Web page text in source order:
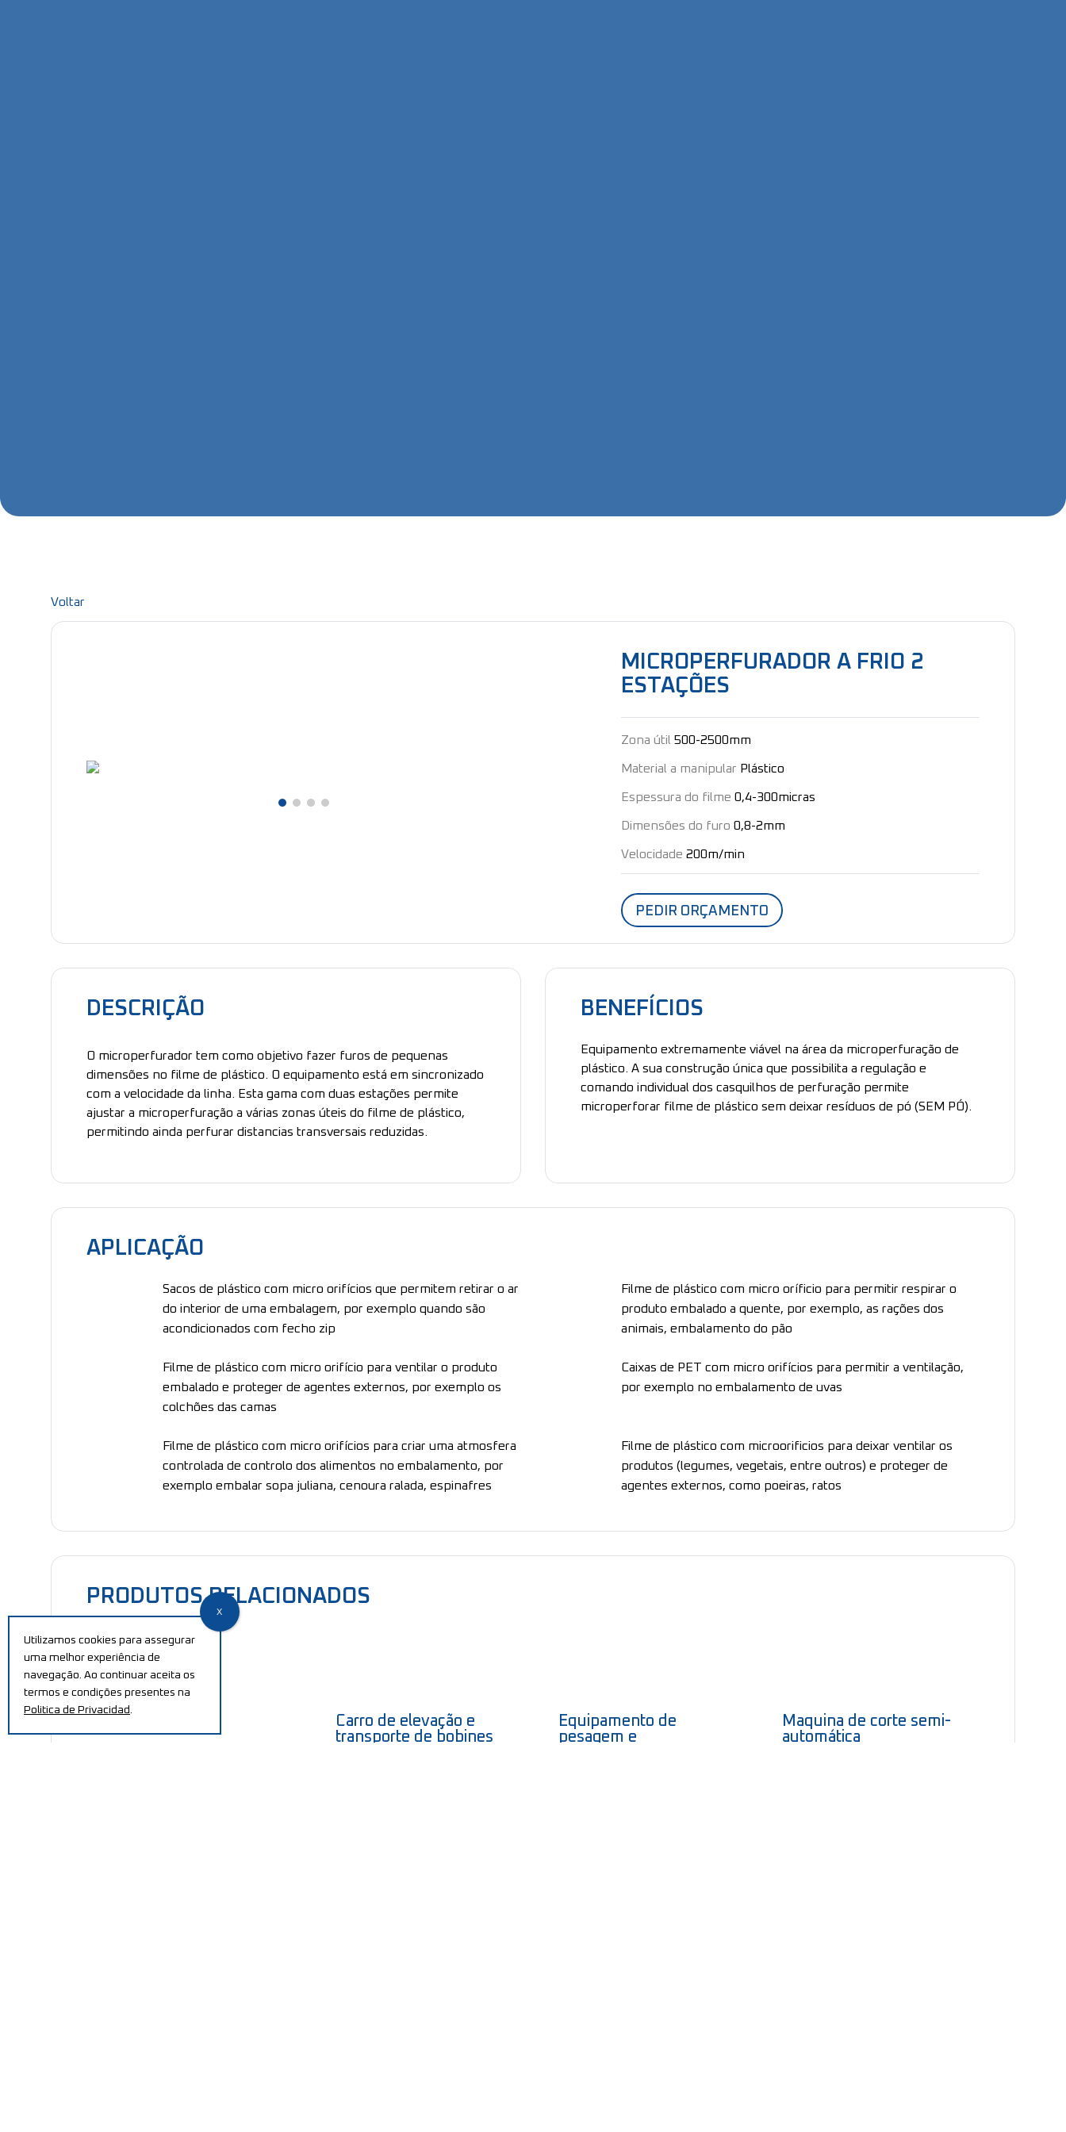
Voltar
MICROPERFURADOR A FRIO 2
ESTAÇÕES
Zona útil 500-2500mm
Material a manipular Plástico
Espessura do filme 0,4-300micras
Dimensões do furo 0,8-2mm
Velocidade 200m/min
PEDIR ORÇAMENTO
DESCRIÇÃO
O microperfurador tem como objetivo fazer furos de pequenas
dimensões no filme de plástico. O equipamento está em sincronizado
com a velocidade da linha. Esta gama com duas estações permite
ajustar a microperfuração a várias zonas úteis do filme de plástico,
permitindo ainda perfurar distancias transversais reduzidas.
BENEFÍCIOS
Equipamento extremamente viável na área da microperfuração de
plástico. A sua construção única que possibilita a regulação e
comando individual dos casquilhos de perfuração permite
microperforar filme de plástico sem deixar resíduos de pó (SEM PÓ).
APLICAÇÃO
Sacos de plástico com micro orifícios que permitem retirar o ar
do interior de uma embalagem, por exemplo quando são
acondicionados com fecho zip
Filme de plástico com micro oríficio para permitir respirar o
produto embalado a quente, por exemplo, as rações dos
animais, embalamento do pão
Filme de plástico com micro orifício para ventilar o produto
embalado e proteger de agentes externos, por exemplo os
colchões das camas
Caixas de PET com micro orifícios para permitir a ventilação,
por exemplo no embalamento de uvas
Filme de plástico com micro orifícios para criar uma atmosfera
controlada de controlo dos alimentos no embalamento, por
exemplo embalar sopa juliana, cenoura ralada, espinafres
Filme de plástico com microorificios para deixar ventilar os
produtos (legumes, vegetais, entre outros) e proteger de
agentes externos, como poeiras, ratos
PRODUTOS RELACIONADOS
Carro de elevação e
transporte de bobines
Equipamento de
pesagem e
Maquina de corte semi-
automática
Utilizamos cookies para assegurar
uma melhor experiência de
navegação. Ao continuar aceita os
termos e condições presentes na
Politica de Privacidad.